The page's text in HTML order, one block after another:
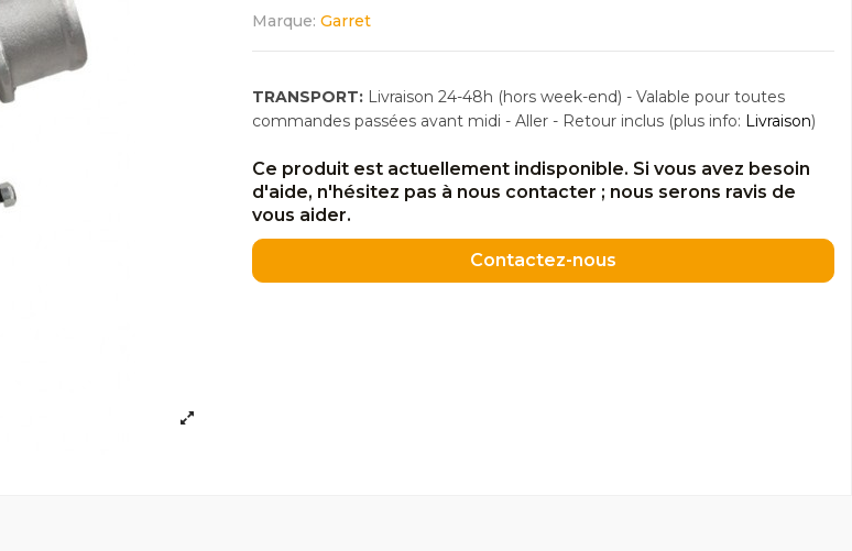
Marque: Garret
TRANSPORT: Livraison 24-48h (hors week-end) - Valable pour toutes
commandes passées avant midi - Aller - Retour inclus (plus info: Livraison)
Ce produit est actuellement indisponible. Si vous avez besoin
d'aide, n'hésitez pas à nous contacter ; nous serons ravis de
vous aider.
Contactez-nous